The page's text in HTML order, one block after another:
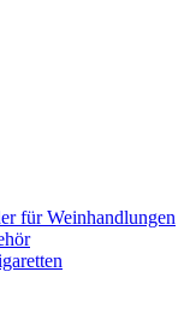
für Weinhandlungen